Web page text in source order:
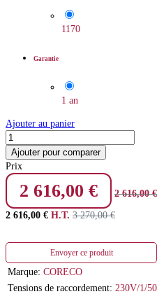
1170
Garantie
1 an
Ajouter au panier
Ajouter pour comparer
Prix
2 616,00 € 2 616,00€
2 616,00 € H.T. 3 270,00€
Envoyer ce produit
Marque: CORECO
Tensions de raccordement: 230V/1/